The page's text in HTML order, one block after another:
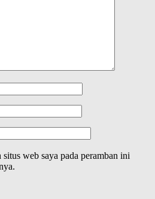
web saya pada peramban ini